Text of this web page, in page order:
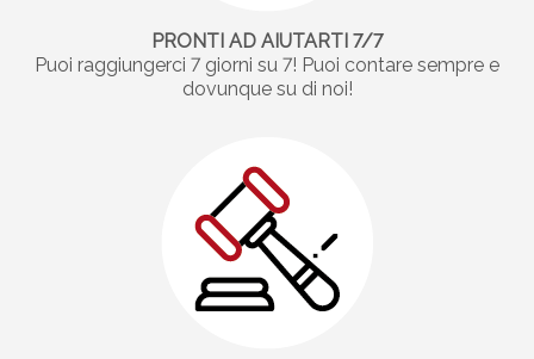
PRONTI AD AIUTARTI 7/7
Puoi raggiungerci 7 giorni su 7! Puoi contare sempre e
dovunque su di noi!